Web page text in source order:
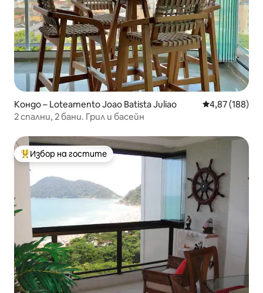
Кондо – Loteamento Joao Batista Juliao Средна
4,87 (188)
2 спални, 2 бани. Грил и басейн
Най-популярен избор на гостите
Избор на гостите